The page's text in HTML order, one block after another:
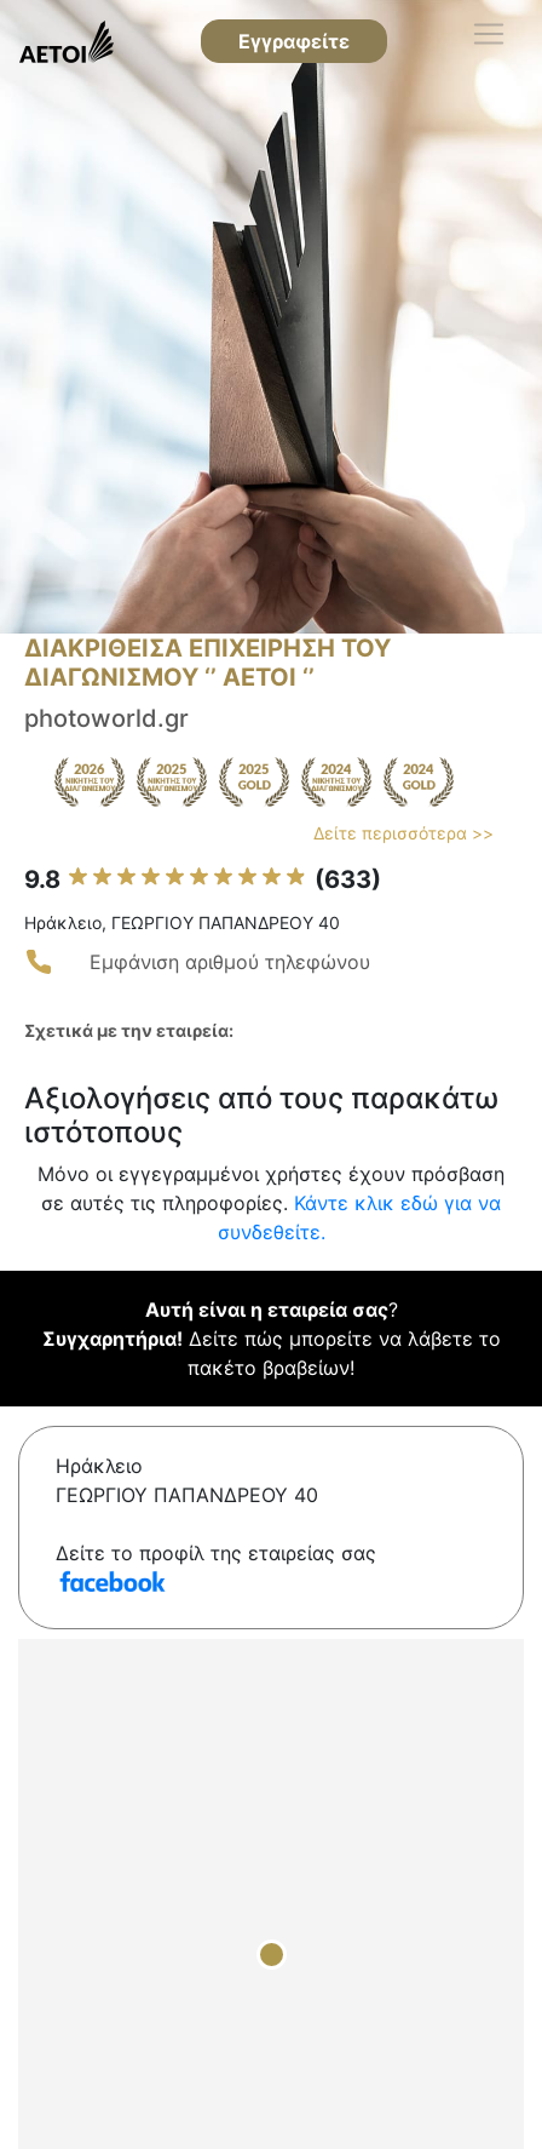
Εγγραφείτε
ΔΙΑΚΡΙΘΕΙΣΑ ΕΠΙΧΕΙΡΗΣΗ ΤΟΥ
ΔΙΑΓΩΝΙΣΜΟΥ ‘’ ΑΕΤΟΙ ‘’
photoworld.gr
Δείτε περισσότερα >>
9.8 (633)
Ηράκλειο, ΓΕΩΡΓΙΟΥ ΠΑΠΑΝΔΡΕΟΥ 40
Εμφάνιση αριθμού τηλεφώνου
Σχετικά με την εταιρεία:
Αξιολογήσεις από τους παρακάτω
ιστότοπους
Μόνο οι εγγεγραμμένοι χρήστες έχουν πρόσβαση
σε αυτές τις πληροφορίες. Κάντε κλικ εδώ για να
συνδεθείτε.
Αυτή είναι η εταιρεία σας?
Συγχαρητήρια! Δείτε πώς μπορείτε να λάβετε το
πακέτο βραβείων!
Ηράκλειο
ΓΕΩΡΓΙΟΥ ΠΑΠΑΝΔΡΕΟΥ 40
Δείτε το προφίλ της εταιρείας σας